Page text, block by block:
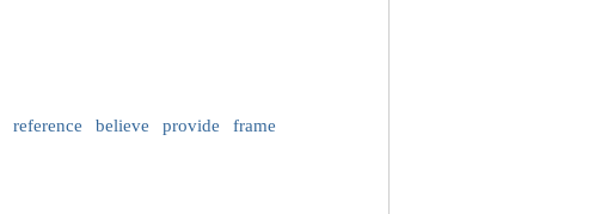
reference believe provide frame